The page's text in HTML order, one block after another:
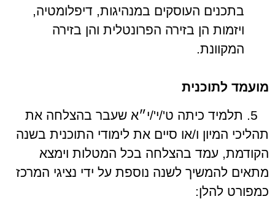
בתכנים העוסקים במנהיגות, דיפלומטיה,
ויזמות הן בזירה הפרונטלית והן בזירה
המקוונת.
מועמד לתוכנית
5. תלמיד כיתה ט'/י'/י״א שעבר בהצלחה את
תהליכי המיון ו/או סיים את לימודי התוכנית בשנה
הקודמת, עמד בהצלחה בכל המטלות וימצא
מתאים להמשיך לשנה נוספת על ידי נציגי המרכז
כמפורט להלן: